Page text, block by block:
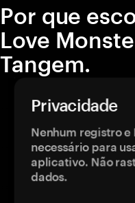
Por que
Love
Tangem.
Privacidade
Nenhum registro e
necessário para
aplicativo. Não
dados.